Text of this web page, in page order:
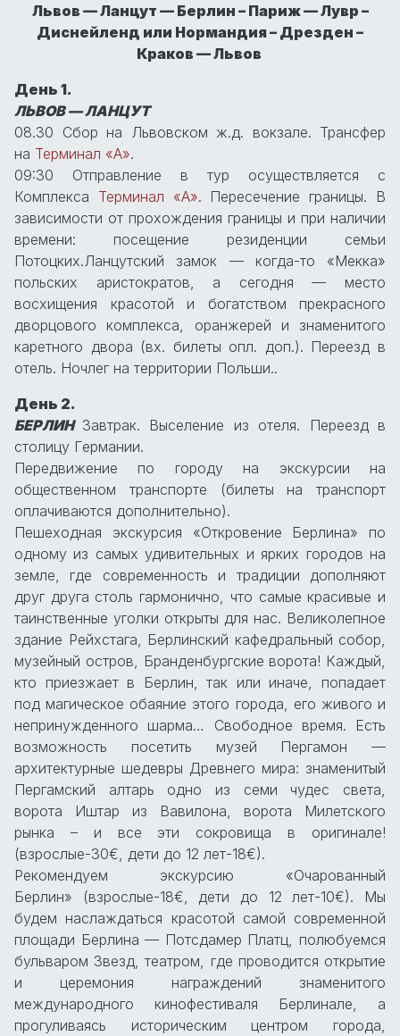
Львов — Ланцут — Берлин – Париж — Лувр –
Диснейленд или Нормандия – Дрезден –
Краков — Львов
День 1.
ЛЬВОВ — ЛАНЦУТ
08.30 Сбор на Львовском ж.д. вокзале. Трансфер
на Терминал «А».
09:30 Отправление в тур осуществляется с
Комплекса Терминал «А». Переcечение границы. В
зависимости от прохождения границы и при наличии
времени: посещение резиденции семьи
Потоцких.Ланцутский замок — когда-то «Мекка»
польских аристократов, а сегодня — место
восхищения красотой и богатством прекрасного
дворцового комплекса, оранжерей и знаменитого
каретного двора (вх. билеты опл. доп.). Переезд в
отель. Ночлег на территории Польши..
День 2.
БЕРЛИН Завтрак. Выселение из отеля. Переезд в
столицу Германии.
Передвижение по городу на экскурсии на
общественном транспорте (билеты на транспорт
оплачиваются дополнительно).
Пешеходная экскурсия «Откровение Берлина» по
одному из самых удивительных и ярких городов на
земле, где современность и традиции дополняют
друг друга столь гармонично, что самые красивые и
таинственные уголки открыты для нас. Великолепное
здание Рейхстага, Берлинский кафедральный собор,
музейный остров, Бранденбургские ворота! Каждый,
кто приезжает в Берлин, так или иначе, попадает
под магическое обаяние этого города, его живого и
непринужденного шарма… Свободное время. Есть
возможность посетить музей Пергамон —
архитектурные шедевры Древнего мира: знаменитый
Пергамский алтарь одно из семи чудес света,
ворота Иштар из Вавилона, ворота Милетского
рынка – и все эти сокровища в оригинале!
(взрослые-30€, дети до 12 лет-18€).
Рекомендуем экскурсию «Очарованный
Берлин» (взрослые-18€, дети до 12 лет-10€). Мы
будем наслаждаться красотой самой современной
площади Берлина — Потсдамер Платц, полюбуемся
бульваром Звезд, театром, где проводится открытие
и церемония награждений знаменитого
международного кинофестиваля Берлинале, а
прогуливаясь историческим центром города,